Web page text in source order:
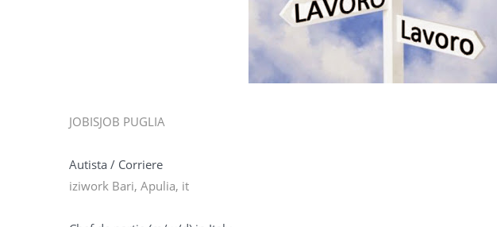
JOBISJOB PUGLIA
Autista / Corriere
iziwork Bari, Apulia, it